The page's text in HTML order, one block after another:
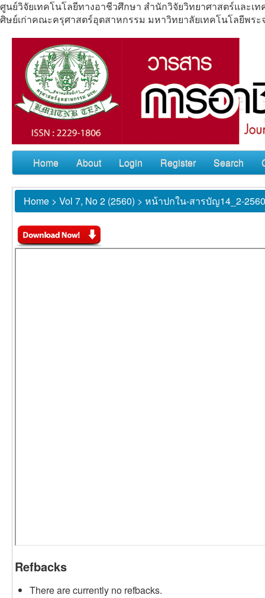
ศูนย์วิจัยเทคโนโลยีทางอาชีวศึกษา สำนักวิจัยวิทยาศาสตร์และ
ศิษย์เก่าคณะครุศาสตร์อุตสาหกรรม มหาวิทยาลัยเทคโนโลยีพระ
Home About Login Register Search
Home > Vol 7, No 2 (2560) > หน้าปกใน-สารบัญ14_2-2560
Refbacks
There are currently no refbacks.